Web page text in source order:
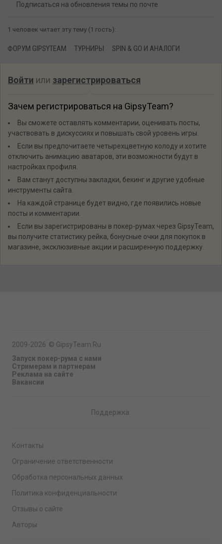
Подписаться на обновления темы по почте
1 человек читает эту тему (1 гость):
ФОРУМ GIPSYTEAM ТУРНИРЫ SPIN & GO И АНАЛОГИ
Войти или зарегистрироваться
Зачем регистрироваться на GipsyTeam?
Вы сможете оставлять комментарии, оценивать посты,
участвовать в дискуссиях и повышать свой уровень игры.
Если вы предпочитаете четырехцветную колоду и хотите
отключить анимацию аватаров, эти возможности будут в
настройках профиля.
Вам станут доступны закладки, бекинг и другие удобные
инструменты сайта.
На каждой странице будет видно, где появились новые
посты и комментарии.
Если вы зарегистрированы в покер-румах через GipsyTeam,
вы получите статистику рейка, бонусные очки для покупок в
магазине, эксклюзивные акции и расширенную поддержку.
Поддержка
2009-2026 © GipsyTeam.Ru
Запуск покер-рума с нами
Стримерам и партнерам
Реклама на сайте
Вакансии
Контакты
Ограничение ответственности
Обработка персональных данных
Политика конфиденциальности
Отзывы о сайте
Авторы